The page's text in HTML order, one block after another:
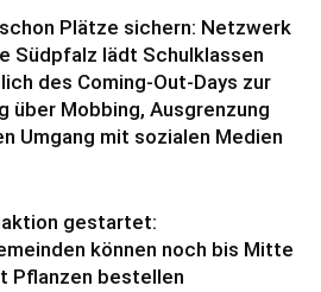
Plätze sichern: Netzwerk
Südpfalz lädt Schulklassen
des Coming-Out-Days zur
über Mobbing, Ausgrenzung
Umgang mit sozialen Medien
gestartet:
können noch bis Mitte
Pflanzen bestellen